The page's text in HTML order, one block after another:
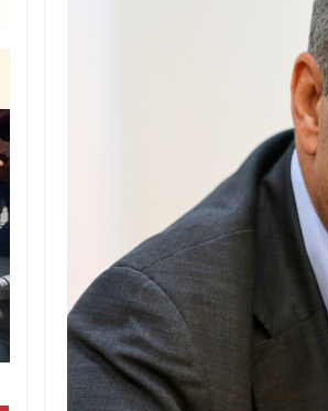
نازحون ينتظرون الحصول على
يونس